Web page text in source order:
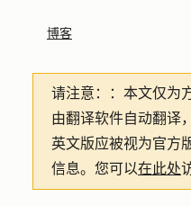
博客
请注意： ：本文仅为
由翻译软件自动翻译
英文版应被视为官方
信息。您可以在此处